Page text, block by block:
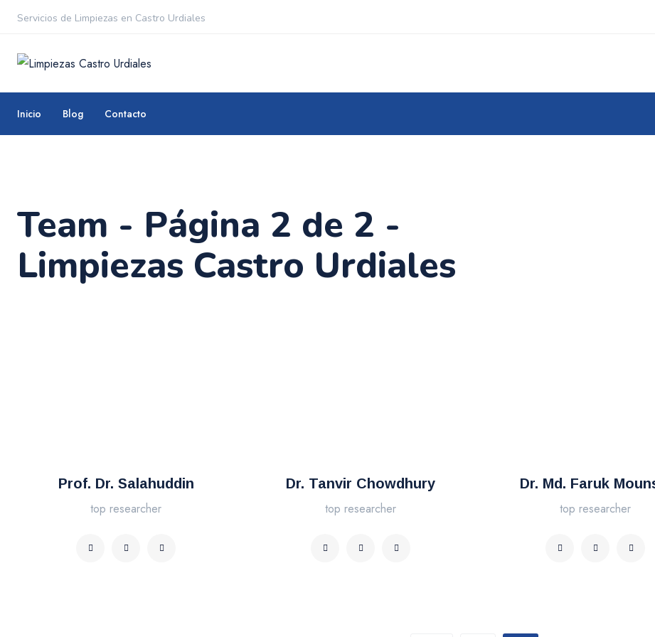
Servicios de Limpiezas en Castro Urdiales
Inicio Blog Contacto
Team - Página 2 de 2 -
Limpiezas Castro Urdiales
Prof. Dr. Salahuddin
top researcher
Dr. Tanvir Chowdhury
top researcher
Dr. Md. Faruk
top researcher